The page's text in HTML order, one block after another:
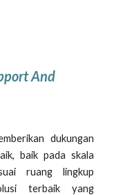
And
dukungan
baik pada skala
ruang lingkup
terbaik yang